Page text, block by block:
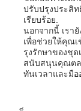
ปรับปรุงประสิท
เรียบร้อย.
นอกจากนี้ เรา
เพื่อช่วยให้คุณ
รุงรักษาของชุด
สนับสนุนคุณตล
ทันเวลาและมือ